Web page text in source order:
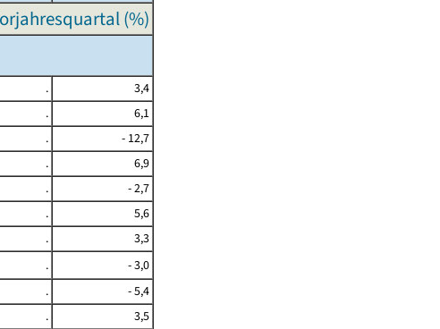
(%)
.
3,4
.
6,1
.
- 12,7
.
6,9
.
- 2,7
.
5,6
.
3,3
.
- 3,0
.
- 5,4
.
3,5